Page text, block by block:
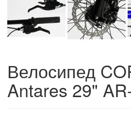
Велосипед
Antares 29"